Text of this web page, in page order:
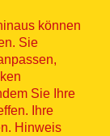
können
Sie
Sie Ihre
Ihre
Hinweis